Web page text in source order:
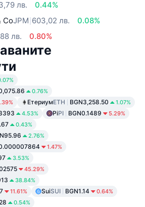
лв.
0.44%
CoJPM 603,02 лв.
0.08%
лв. 0.80%
0.76%
ЕтериумETH BGN3,258.50 1.07%
4.53% PiPI BGN0.1489 5.29%
0.43%
2.76%
1.47%
3.53%
45.29%
38.84%
11.61% SuiSUI BGN1.14 0.64%
0.54%